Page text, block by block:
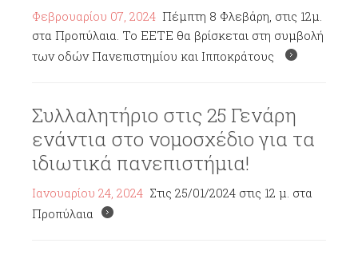
Φεβρουαρίου 07, 2024 Πέμπτη 8 Φλεβάρη, στις 12μ.
στα Προπύλαια. Το ΕΕΤΕ θα βρίσκεται στη συμβολή
των οδών Πανεπιστημίου και Ιπποκράτους
Συλλαλητήριο στις 25 Γενάρη
ενάντια στο νομοσχέδιο για τα
ιδιωτικά πανεπιστήμια!
Ιανουαρίου 24, 2024 Στις 25/01/2024 στις 12 μ. στα
Προπύλαια